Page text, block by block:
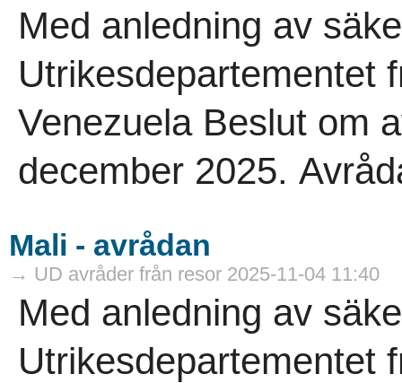
Med anledning av
Utrikesdepartementet
Venezuela Beslut om
december 2025.
Mali - avrådan
→ UD avråder från resor 2025-11-04 11:40
Med anledning av
Utrikesdepartementet